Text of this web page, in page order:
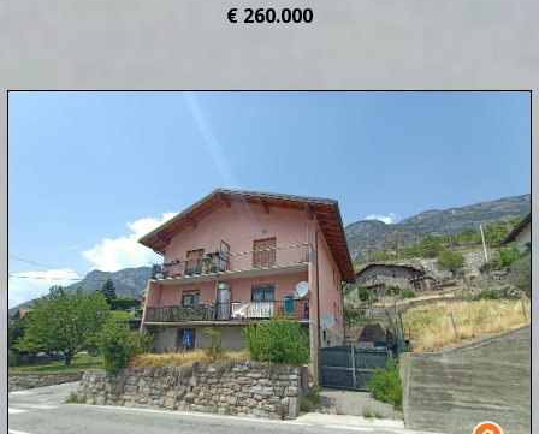
€ 260.000